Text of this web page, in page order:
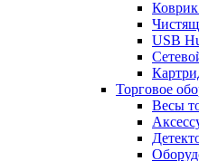
USB
Торговое
Весы